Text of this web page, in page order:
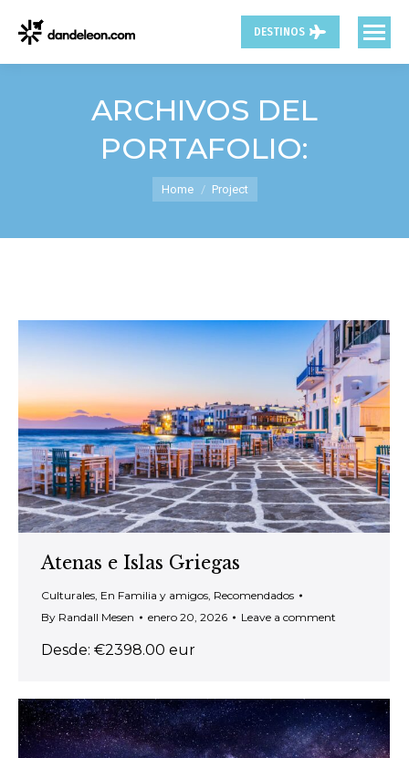
DESTINOS
ARCHIVOS DEL
PORTAFOLIO:
You are here:
Home Project
Atenas e Islas Griegas
Culturales En Familia y amigos Recomendados
By Randall Mesen enero 20, 2026 Leave a comment
Desde: €2398.00 eur